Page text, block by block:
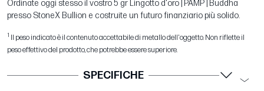
Ordinate oggi stesso il vostro 5 gr Lingotto d'oro | PAMP | Buddha
presso StoneX Bullion e costruite un futuro finanziario più solido.
1
Il peso indicato è il contenuto accettabile di metallo dell'oggetto. Non riflette il
peso effettivo del prodotto, che potrebbe essere superiore.
SPECIFICHE